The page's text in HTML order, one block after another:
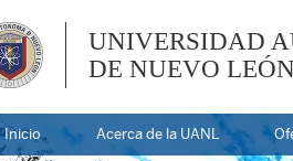
UNIVERSIDAD
DE NUEVO LEÓN
Inicio Acerca de la UANL